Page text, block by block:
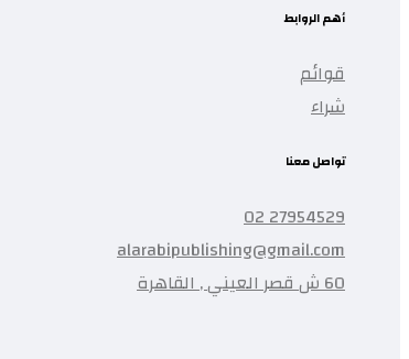
أهم الروابط
قوائم
شراء
تواصل معنا
27954529 02
alarabipublishing@gmail.com
60 ش قصر العيني , القاهرة